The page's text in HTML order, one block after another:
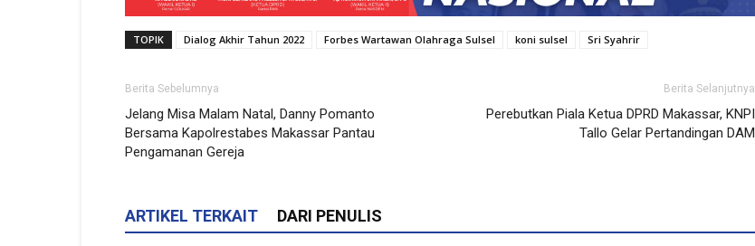
TOPIK Dialog Akhir Tahun 2022 Forbes Wartawan Olahraga Sulsel koni sulsel Sri Syahrir
Berita Sebelumnya
Jelang Misa Malam Natal, Danny Pomanto
Bersama Kapolrestabes Makassar Pantau
Pengamanan Gereja
Berita Selanjutnya
Perebutkan Piala Ketua DPRD Makassar, KNPI
Tallo Gelar Pertandingan DAM
ARTIKEL TERKAIT DARI PENULIS